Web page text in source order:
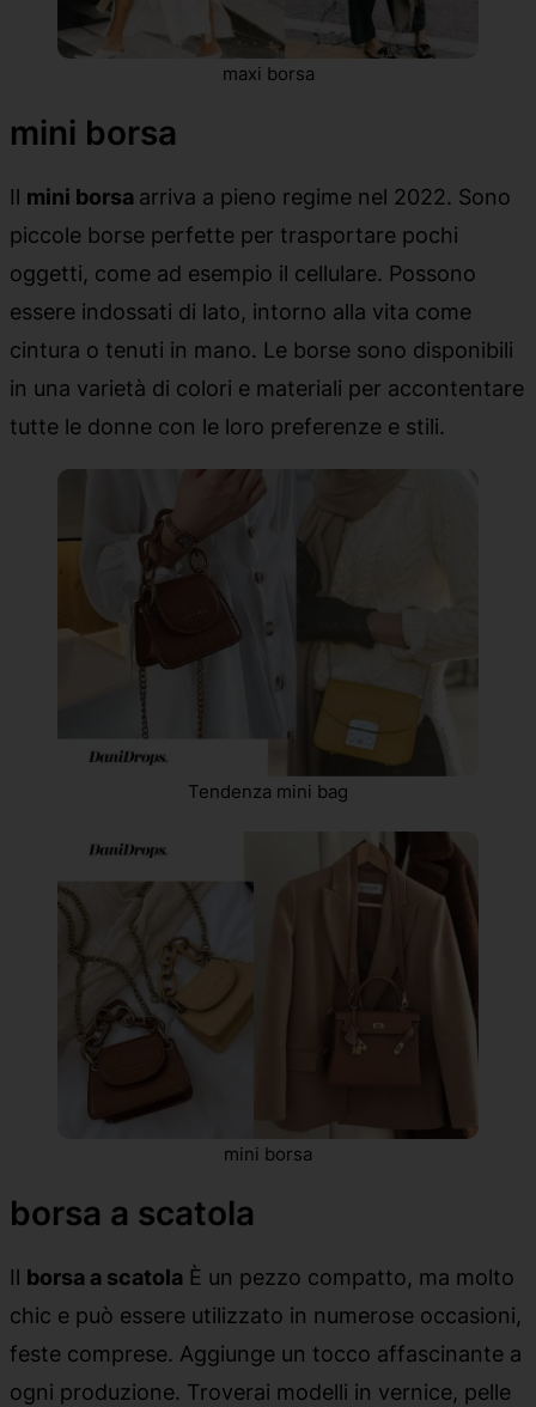
maxi borsa
mini borsa
Il mini borsa arriva a pieno regime nel 2022. Sono
piccole borse perfette per trasportare pochi
oggetti, come ad esempio il cellulare. Possono
essere indossati di lato, intorno alla vita come
cintura o tenuti in mano. Le borse sono disponibili
in una varietà di colori e materiali per accontentare
tutte le donne con le loro preferenze e stili.
Tendenza mini bag
mini borsa
borsa a scatola
Il borsa a scatola È un pezzo compatto, ma molto
chic e può essere utilizzato in numerose occasioni,
feste comprese. Aggiunge un tocco affascinante a
ogni produzione. Troverai modelli in vernice, pelle